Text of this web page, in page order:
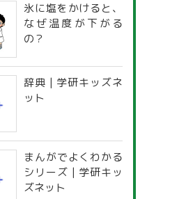
氷に塩をかけると、
なぜ温度が下がる
の？
辞典 | 学研キッズネ
ット
まんがでよくわかる
シリーズ | 学研キッ
ズネット